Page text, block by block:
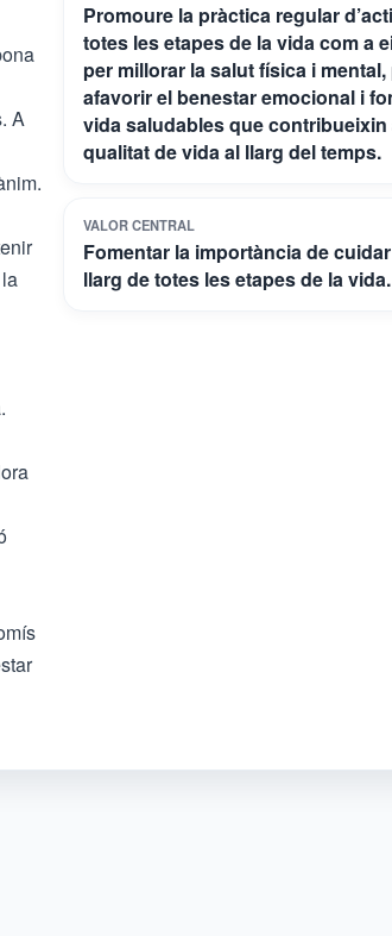
A
Promoure la pràctica regular
totes les etapes de la vida com a
per millorar la salut física i
afavorir el benestar emocional i
vida saludables que contribueixin
qualitat de vida al llarg del temps.
VALOR CENTRAL
Fomentar la importància de
llarg de totes les etapes de la vida.